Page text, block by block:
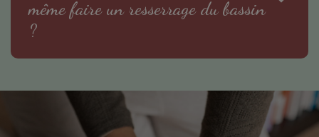
même faire un resserrage du bassin
?